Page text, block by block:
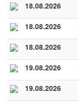
18.08.2026
18.08.2026
18.08.2026
19.08.2026
19.08.2026